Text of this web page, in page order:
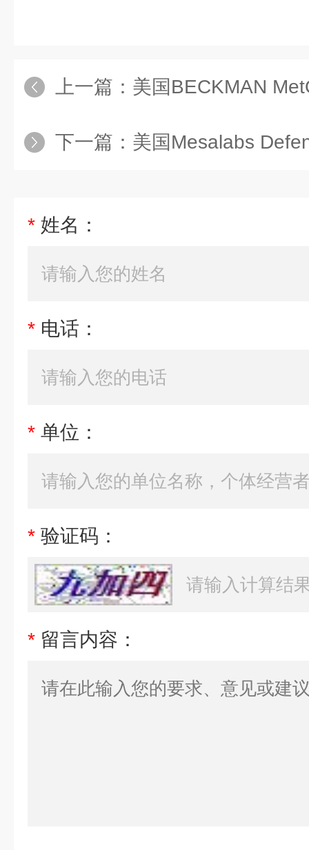
上一篇： 美国BECKMAN
下一篇： 美国Mesalabs
* 姓名：
* 电话：
* 单位：
* 验证码：
* 留言内容：